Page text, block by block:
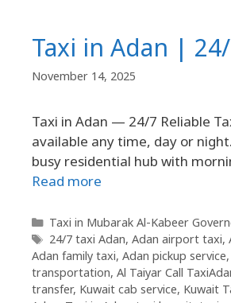
Taxi in Adan |
November 14, 2025
Taxi in Adan — 24/7 Reliable
available any time, day or
busy residential hub with
Read more
Taxi in Mubarak Al-Kabeer
24/7 taxi Adan, Adan airport taxi,
Adan family taxi, Adan pickup service,
transportation, Al Taiyar Call
transfer, Kuwait cab service, Kuwait